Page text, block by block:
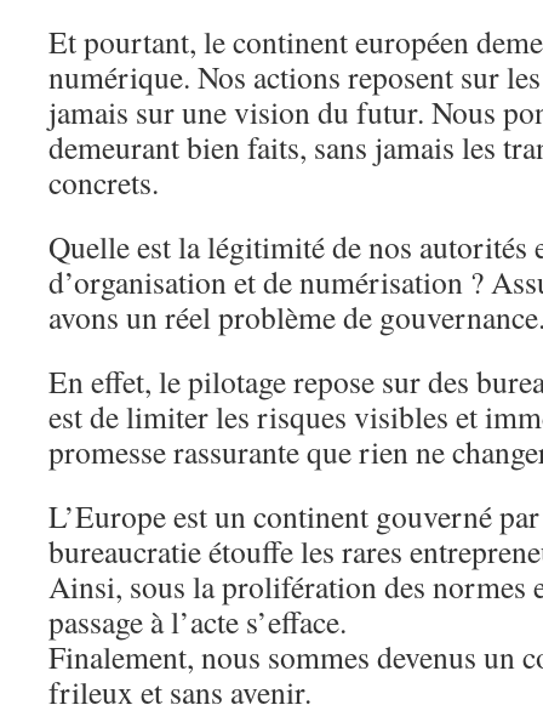
Et pourtant, le continent européen
numérique. Nos actions reposent sur
jamais sur une vision du futur. Nous
demeurant bien faits, sans jamais les
concrets.
Quelle est la légitimité de nos autorités
d’organisation et de numérisation ?
avons un réel problème de
En effet, le pilotage repose sur des
est de limiter les risques visibles et
promesse rassurante que rien ne
L’Europe est un continent gouverné
bureaucratie étouffe les rares
Ainsi, sous la prolifération des normes
passage à l’acte s’efface.
Finalement, nous sommes devenus un
frileux et sans avenir.